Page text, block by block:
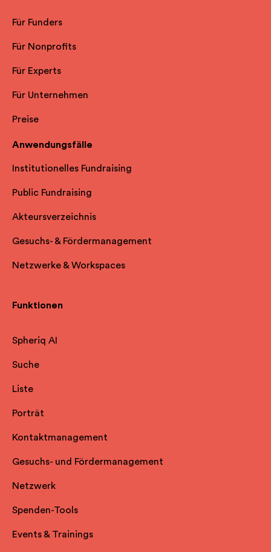
Für Funders
Für Nonprofits
Für Experts
Für Unternehmen
Preise
Anwendungsfälle
Institutionelles Fundraising
Public Fundraising
Akteursverzeichnis
Gesuchs- & Fördermanagement
Netzwerke & Workspaces
Funktionen
Spheriq AI
Suche
Liste
Porträt
Kontaktmanagement
Gesuchs- und Fördermanagement
Netzwerk
Spenden-Tools
Events & Trainings